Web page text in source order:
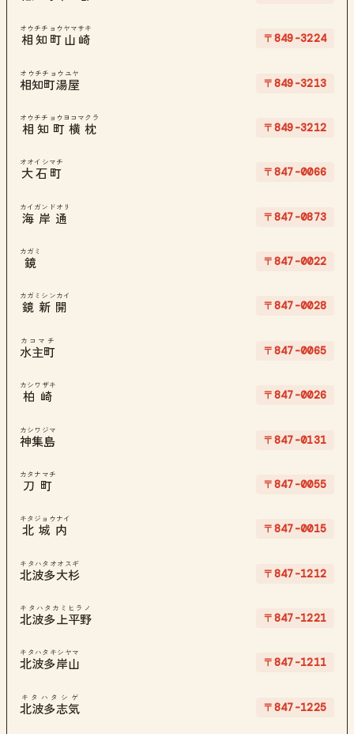
相知町山崎
オウチチョウヤマサキ
〒849-3224
相知町湯屋
オウチチョウユヤ
〒849-3213
相知町横枕
オウチチョウヨコマクラ
〒849-3212
大石町
オオイシマチ
〒847-0066
海岸通
カイガンドオリ
〒847-0873
鏡
カガミ
〒847-0022
鏡新開
カガミシンカイ
〒847-0028
水主町
カコマチ
〒847-0065
柏崎
カシワザキ
〒847-0026
神集島
カシワジマ
〒847-0131
刀町
カタナマチ
〒847-0055
北城内
キタジョウナイ
〒847-0015
北波多大杉
キタハタオオスギ
〒847-1212
北波多上平野
キタハタカミヒラノ
〒847-1221
北波多岸山
キタハタキシヤマ
〒847-1211
北波多志気
キタハタシゲ
〒847-1225